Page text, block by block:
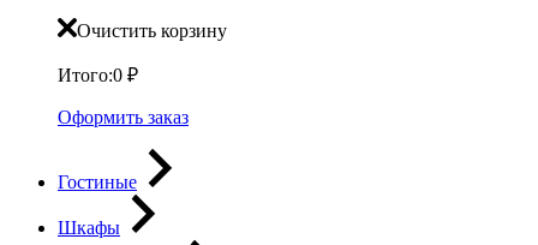
Очистить корзину
Итого:0 ₽
Оформить заказ
Гостиные
Шкафы